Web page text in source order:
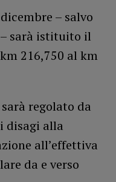
– salvo
sarà istituito il
216,750 al km
regolato da
disagi alla
all’effettiva
da e verso